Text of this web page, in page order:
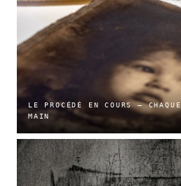
LE PROCÉDÉ EN COURS —
MAIN